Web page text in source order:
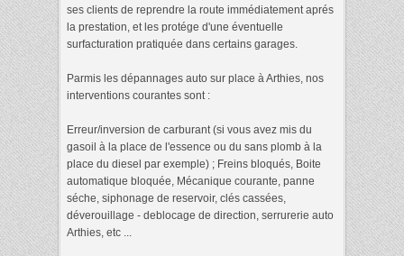
ses clients de reprendre la route immédiatement aprés
la prestation, et les protége d'une éventuelle
surfacturation pratiquée dans certains garages.
Parmis les dépannages auto sur place à Arthies, nos
interventions courantes sont :
Erreur/inversion de carburant (si vous avez mis du
gasoil à la place de l'essence ou du sans plomb à la
place du diesel par exemple) ; Freins bloqués, Boite
automatique bloquée, Mécanique courante, panne
séche, siphonage de reservoir, clés cassées,
déverouillage - deblocage de direction, serrurerie auto
Arthies, etc ...